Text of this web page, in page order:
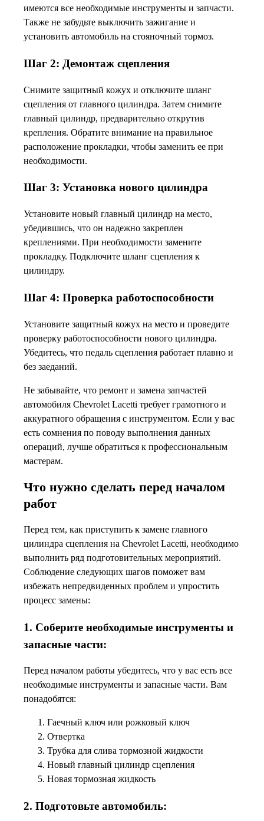
имеются все необходимые инструменты и запчасти.
Также не забудьте выключить зажигание и
установить автомобиль на стояночный тормоз.
Шаг 2: Демонтаж сцепления
Снимите защитный кожух и отключите шланг
сцепления от главного цилиндра. Затем снимите
главный цилиндр, предварительно открутив
крепления. Обратите внимание на правильное
расположение прокладки, чтобы заменить ее при
необходимости.
Шаг 3: Установка нового цилиндра
Установите новый главный цилиндр на место,
убедившись, что он надежно закреплен
креплениями. При необходимости замените
прокладку. Подключите шланг сцепления к
цилиндру.
Шаг 4: Проверка работоспособности
Установите защитный кожух на место и проведите
проверку работоспособности нового цилиндра.
Убедитесь, что педаль сцепления работает плавно и
без заеданий.
Не забывайте, что ремонт и замена запчастей
автомобиля Chevrolet Lacetti требует грамотного и
аккуратного обращения с инструментом. Если у вас
есть сомнения по поводу выполнения данных
операций, лучше обратиться к профессиональным
мастерам.
Что нужно сделать перед началом
работ
Перед тем, как приступить к замене главного
цилиндра сцепления на Chevrolet Lacetti, необходимо
выполнить ряд подготовительных мероприятий.
Соблюдение следующих шагов поможет вам
избежать непредвиденных проблем и упростить
процесс замены:
1. Соберите необходимые инструменты и
запасные части:
Перед началом работы убедитесь, что у вас есть все
необходимые инструменты и запасные части. Вам
понадобятся:
Гаечный ключ или рожковый ключ
Отвертка
Трубка для слива тормозной жидкости
Новый главный цилиндр сцепления
Новая тормозная жидкость
2. Подготовьте автомобиль: